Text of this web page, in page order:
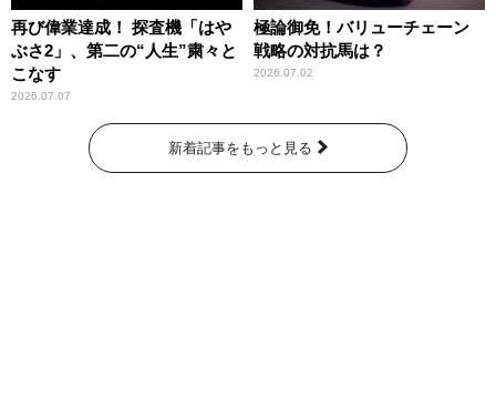
再び偉業達成！ 探査機「はや
ぶさ2」、第二の“人生”粛々と
こなす
2026.07.07
極論御免！バリューチェーン
戦略の対抗馬は？
2026.07.02
新着記事をもっと見る